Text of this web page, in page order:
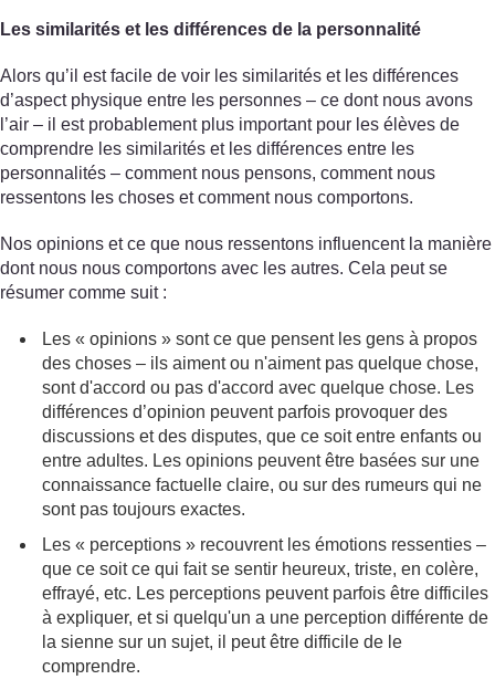
Les similarités et les différences de la personnalité
Alors qu’il est facile de voir les similarités et les différences
d’aspect physique entre les personnes – ce dont nous avons
l’air – il est probablement plus important pour les élèves de
comprendre les similarités et les différences entre les
personnalités – comment nous pensons, comment nous
ressentons les choses et comment nous comportons.
Nos opinions et ce que nous ressentons influencent la manière
dont nous nous comportons avec les autres. Cela peut se
résumer comme suit :
Les « opinions » sont ce que pensent les gens à propos
des choses – ils aiment ou n'aiment pas quelque chose,
sont d'accord ou pas d'accord avec quelque chose. Les
différences d’opinion peuvent parfois provoquer des
discussions et des disputes, que ce soit entre enfants ou
entre adultes. Les opinions peuvent être basées sur une
connaissance factuelle claire, ou sur des rumeurs qui ne
sont pas toujours exactes.
Les « perceptions » recouvrent les émotions ressenties –
que ce soit ce qui fait se sentir heureux, triste, en colère,
effrayé, etc. Les perceptions peuvent parfois être difficiles
à expliquer, et si quelqu'un a une perception différente de
la sienne sur un sujet, il peut être difficile de le
comprendre.